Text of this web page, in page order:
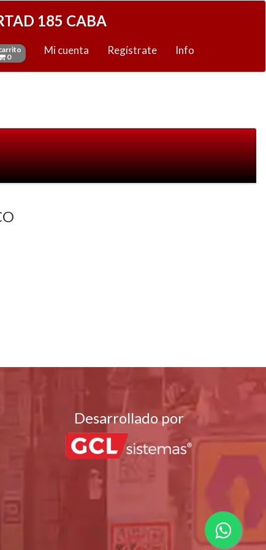
185 CABA
0
Mi cuenta Regístrate Info
Desarrollado por